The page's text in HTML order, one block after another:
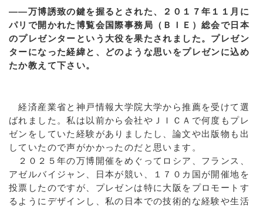
――万博誘致の鍵を握るとされた、２０１７年１１月に
パリで開かれた博覧会国際事務局（ＢＩＥ）総会で日本
のプレゼンターという大役を果たされました。プレゼン
ターになった経緯と、どのような思いをプレゼンに込め
たか教えて下さい。
経済産業省と神戸情報大学院大学から推薦を受けて選
ばれました。私は以前から会社やＪＩＣＡで何度もプレ
ゼンをしていた経験がありましたし、論文や出版物も出
していたので声がかかったのだと思います。
２０２５年の万博開催をめぐってロシア、フランス、
アゼルバイジャン、日本が競い、１７０カ国が開催地を
投票したのですが、プレゼンは特に大阪をプロモートす
るようにデザインし、私の日本での技術的な経験や生活